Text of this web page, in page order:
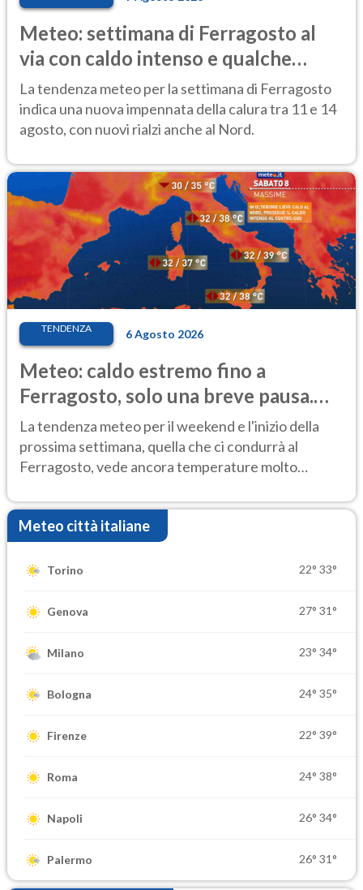
Meteo: settimana di Ferragosto al
via con caldo intenso e qualche
temporale
La tendenza meteo per la settimana di Ferragosto
indica una nuova impennata della calura tra 11 e 14
agosto, con nuovi rialzi anche al Nord.
TENDENZA 6 Agosto 2026
Meteo: caldo estremo fino a
Ferragosto, solo una breve pausa.
Ecco dove
La tendenza meteo per il weekend e l'inizio della
prossima settimana, quella che ci condurrà al
Ferragosto, vede ancora temperature molto
Meteo città italiane
Torino 22° 33°
Genova 27° 31°
Milano 23° 34°
Bologna 24° 35°
Firenze 22° 39°
Roma 24° 38°
Napoli 26° 34°
Palermo 26° 31°